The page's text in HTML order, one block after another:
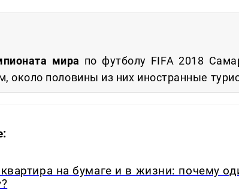
мира по футболу FIFA 2018
около половины из них иностранные
на бумаге и в жизни: почему